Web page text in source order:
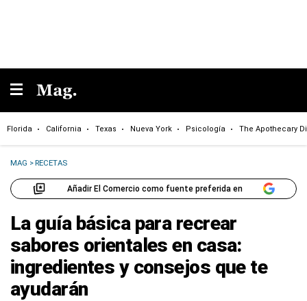
Florida California Texas Nueva York Psicología The Apothecary
MAG >RECETAS
Añadir El Comercio como fuente preferida en
La guía básica para recrear
sabores orientales en casa:
ingredientes y consejos que te
ayudarán